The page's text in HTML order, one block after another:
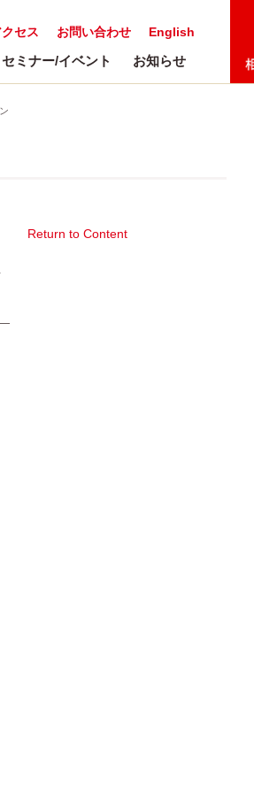
English
お問い合わせ
セス
セミナー/イベント お知らせ
Return to Content